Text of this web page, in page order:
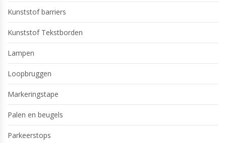
Kunststof barriers
Kunststof Tekstborden
Lampen
Loopbruggen
Markeringstape
Palen en beugels
Parkeerstops